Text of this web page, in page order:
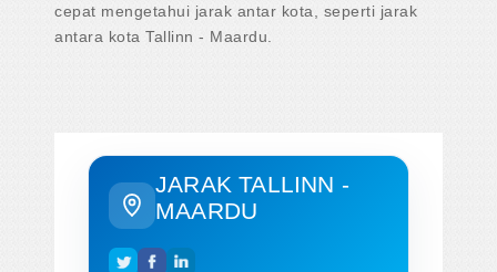
cepat mengetahui jarak antar kota, seperti jarak
antara kota Tallinn - Maardu.
JARAK TALLINN -
MAARDU